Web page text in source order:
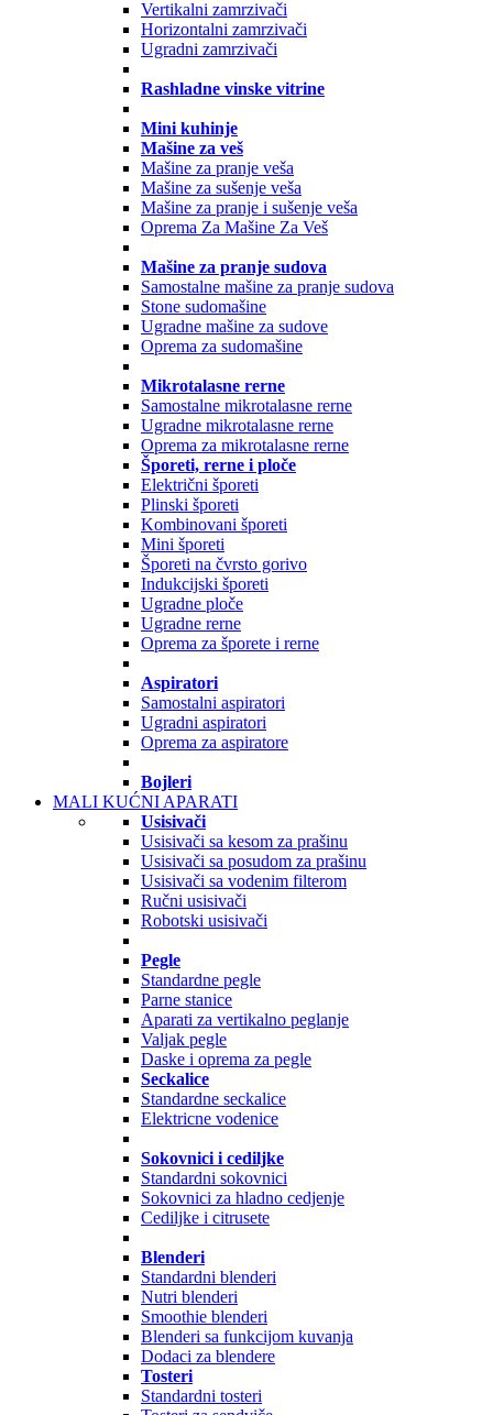
Vertikalni zamrzivači
Horizontalni zamrzivači
Ugradni zamrzivači
Rashladne vinske vitrine
Mini kuhinje
Mašine za veš
Mašine za pranje veša
Mašine za sušenje veša
Mašine za pranje i sušenje veša
Oprema Za Mašine Za Veš
Mašine za pranje sudova
Samostalne mašine za pranje sudova
Stone sudomašine
Ugradne mašine za sudove
Oprema za sudomašine
Mikrotalasne rerne
Samostalne mikrotalasne rerne
Ugradne mikrotalasne rerne
Oprema za mikrotalasne rerne
Šporeti, rerne i ploče
Električni šporeti
Plinski šporeti
Kombinovani šporeti
Mini šporeti
Šporeti na čvrsto gorivo
Indukcijski šporeti
Ugradne ploče
Ugradne rerne
Oprema za šporete i rerne
Aspiratori
Samostalni aspiratori
Ugradni aspiratori
Oprema za aspiratore
Bojleri
MALI KUĆNI APARATI
Usisivači
Usisivači sa kesom za prašinu
Usisivači sa posudom za prašinu
Usisivači sa vodenim filterom
Ručni usisivači
Robotski usisivači
Pegle
Standardne pegle
Parne stanice
Aparati za vertikalno peglanje
Valjak pegle
Daske i oprema za pegle
Seckalice
Standardne seckalice
Elektricne vodenice
Sokovnici i cediljke
Standardni sokovnici
Sokovnici za hladno cedjenje
Cediljke i citrusete
Blenderi
Standardni blenderi
Nutri blenderi
Smoothie blenderi
Blenderi sa funkcijom kuvanja
Dodaci za blendere
Tosteri
Standardni tosteri